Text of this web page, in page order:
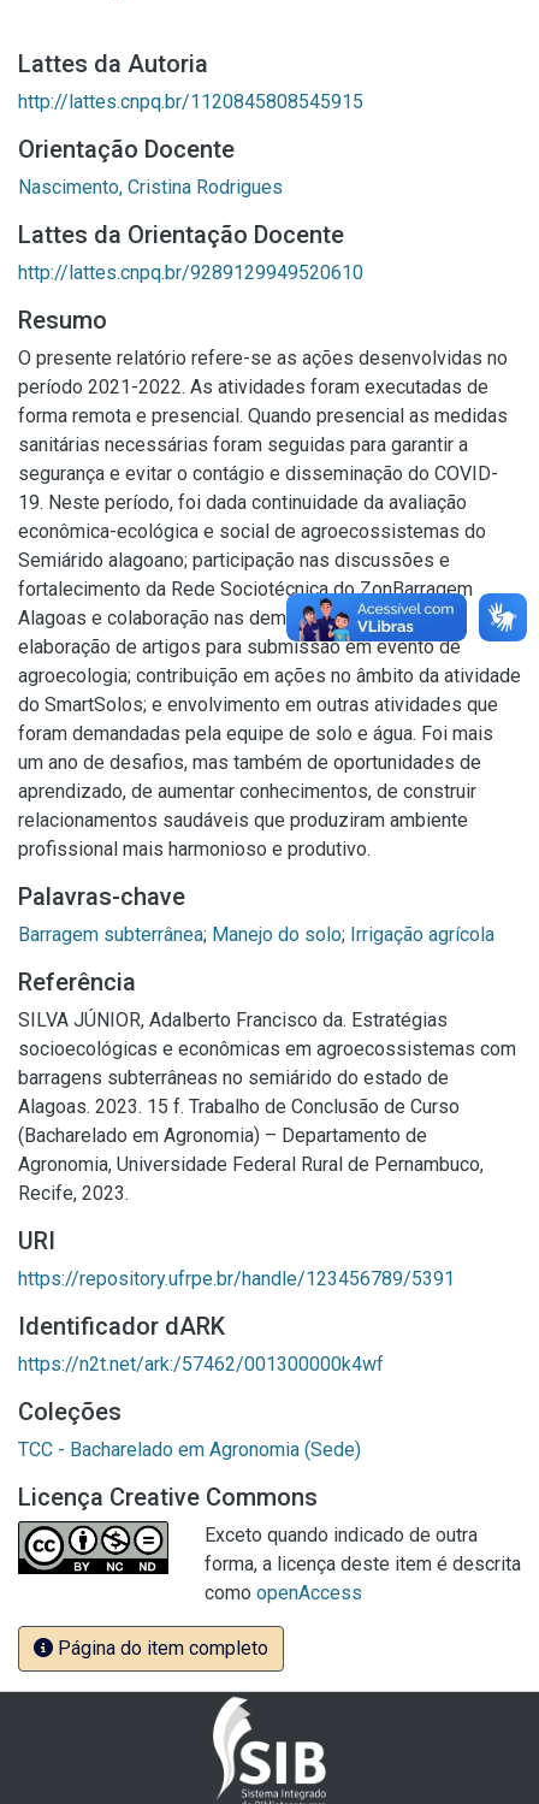
Lattes da Autoria
http://lattes.cnpq.br/1120845808545915
Orientação Docente
Nascimento, Cristina Rodrigues
Lattes da Orientação Docente
http://lattes.cnpq.br/9289129949520610
Resumo
O presente relatório refere-se as ações desenvolvidas no
período 2021-2022. As atividades foram executadas de
forma remota e presencial. Quando presencial as medidas
sanitárias necessárias foram seguidas para garantir a
segurança e evitar o contágio e disseminação do COVID-
19. Neste período, foi dada continuidade da avaliação
econômica-ecológica e social de agroecossistemas do
Semiárido alagoano; participação nas discussões e
fortalecimento da Rede Sociotécnica do ZonBarragem
Alagoas e colaboração nas demais ações do projeto;
elaboração de artigos para submissão em evento de
agroecologia; contribuição em ações no âmbito da atividade
do SmartSolos; e envolvimento em outras atividades que
foram demandadas pela equipe de solo e água. Foi mais
um ano de desafios, mas também de oportunidades de
aprendizado, de aumentar conhecimentos, de construir
relacionamentos saudáveis que produziram ambiente
profissional mais harmonioso e produtivo.
Palavras-chave
Barragem subterrânea; Manejo do solo; Irrigação agrícola
Referência
SILVA JÚNIOR, Adalberto Francisco da. Estratégias
socioecológicas e econômicas em agroecossistemas com
barragens subterrâneas no semiárido do estado de
Alagoas. 2023. 15 f. Trabalho de Conclusão de Curso
(Bacharelado em Agronomia) – Departamento de
Agronomia, Universidade Federal Rural de Pernambuco,
Recife, 2023.
URI
https://repository.ufrpe.br/handle/123456789/5391
Identificador dARK
https://n2t.net/ark:/57462/001300000k4wf
Coleções
TCC - Bacharelado em Agronomia (Sede)
Licença Creative Commons
Exceto quando indicado de outra
forma, a licença deste item é descrita
como openAccess
Página do item completo